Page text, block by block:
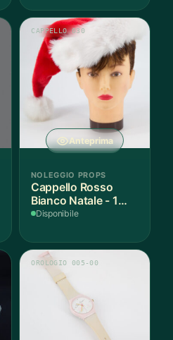
Anteprima
CAPPELLO 030
NOLEGGIO PROPS
Cappello Rosso
Bianco Natale - 1
Pezzo
Disponibile
OROLOGIO 005-00